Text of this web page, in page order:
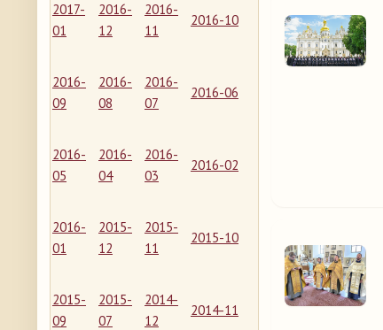
2017-
01
2016-
12
2016-
11
2016-10
2016-
09
2016-
08
2016-
07
2016-06
2016-
05
2016-
04
2016-
03
2016-02
2016-
01
2015-
12
2015-
11
2015-10
2015-
09
2015-
07
2014-
12
2014-11